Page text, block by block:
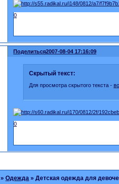
0
Поделиться2007-08-04 17:16:09
Скрытый текст:
Для просмотра скрытого текста -
0
»Одежда »Детская одежда для